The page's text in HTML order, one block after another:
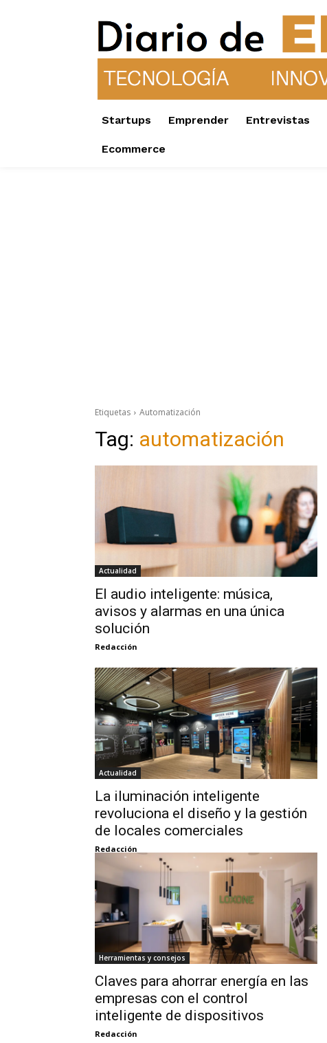
Startups Emprender Entrevistas
Ecommerce
Etiquetas Automatización
Tag: automatización
Actualidad
El audio inteligente: música,
avisos y alarmas en una única
solución
Redacción
Actualidad
La iluminación inteligente
revoluciona el diseño y la gestión
de locales comerciales
Redacción
Herramientas y consejos
Claves para ahorrar energía en las
empresas con el control
inteligente de dispositivos
Redacción